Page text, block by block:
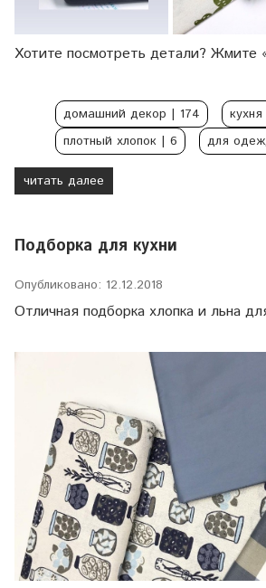
Хотите посмотреть детали? Жмите
домашний декор | 174 кухня
плотный хлопок | 6 для
читать далее
Подборка для кухни
Опубликовано: 12.12.2018
Отличная подборка хлопка и льна